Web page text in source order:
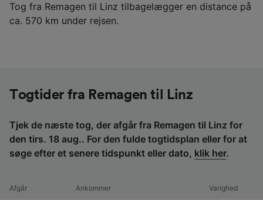
Tog fra Remagen til Linz tilbagelægger en distance på
ca. 570 km under rejsen.
Togtider fra Remagen til Linz
Tjek de næste tog, der afgår fra Remagen til Linz for
den tirs. 18 aug.. For den fulde togtidsplan eller for at
søge efter et senere tidspunkt eller dato, klik her.
Afgår Ankommer Varighed